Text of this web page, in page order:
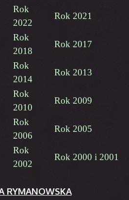
Rok
2022
Rok 2021
Rok
2018
Rok 2017
Rok
2014
Rok 2013
Rok
2010
Rok 2009
Rok
2006
Rok 2005
Rok
2002
Rok 2000 i 2001
RYMANOWSKA